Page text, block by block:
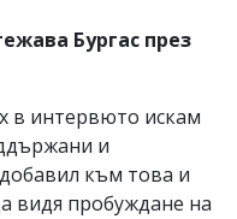
Бургас през
в интервюто искам
и
към това и
видя пробуждане на